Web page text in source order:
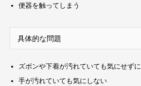
便器を触ってしまう
具体的な問題
ズボンや下着が汚れていても気にせず
手が汚れていても気にしない